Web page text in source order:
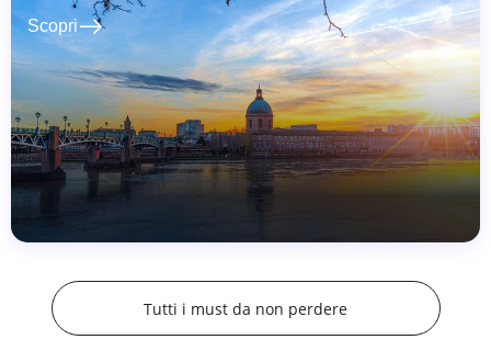
Scoprieast
Tutti i must da non perdere